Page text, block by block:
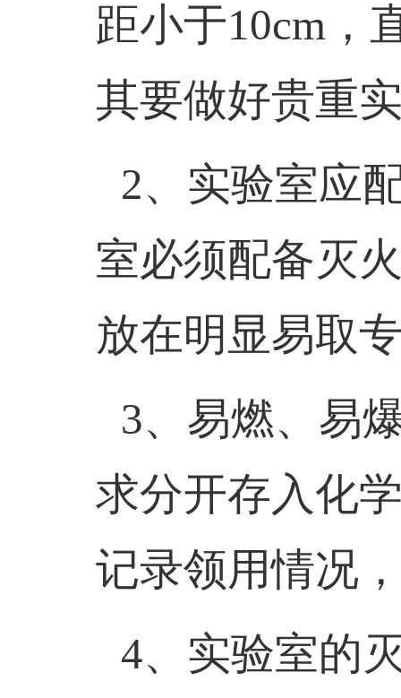
距小于10cm ，
其要做好贵重
2、实验室应
室必须配备灭
放在明显易取
3、易燃、易
求分开存入化
记录领用情况
4、实验室的